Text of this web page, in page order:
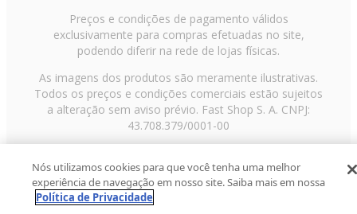
Preços e condições de pagamento válidos
exclusivamente para compras efetuadas no site,
podendo diferir na rede de lojas físicas.
As imagens dos produtos são meramente ilustrativas.
Todos os preços e condições comerciais estão sujeitos
a alteração sem aviso prévio. Fast Shop S. A. CNPJ:
43.708.379/0001-00
Paulo/SP, CEP 02029-001, Telefone: 11 3003-3728 ©
2013 Fast Shop - Todos os direitos reservadosRF
Nós utilizamos cookies para que você tenha uma melhor
experiência de navegação em nosso site. Saiba mais em nossa
Política de Privacidade